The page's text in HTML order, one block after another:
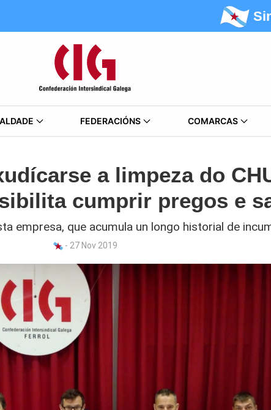
FEDERACIÓNS COMARCAS
a limpeza do
cumprir pregos e
empresa, que acumula un longo historial de
- 27 Nov 2019